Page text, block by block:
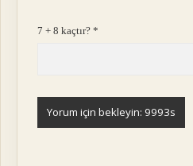
7 + 8 kaçtır?*